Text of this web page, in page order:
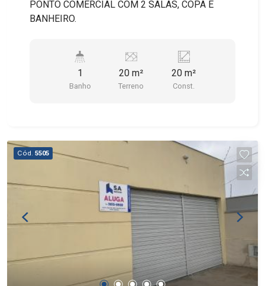
PONTO COMERCIAL COM 2 SALAS, COPA E
BANHEIRO.
1
Banho
20 m²
Terreno
20 m²
Const.
Cód. 5505